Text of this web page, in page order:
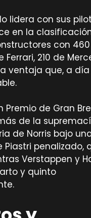
lidera con sus
en la
con
210 de
ventaja que, a
Premio de Gran
de la
de Norris bajo
Piastri penalizado,
Verstappen y
y quinto